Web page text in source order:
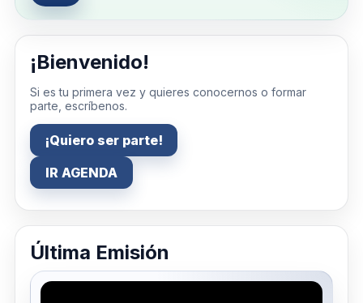
¡Bienvenido!
Si es tu primera vez y quieres conocernos o formar
parte, escríbenos.
¡Quiero ser parte!
IR AGENDA
Última Emisión